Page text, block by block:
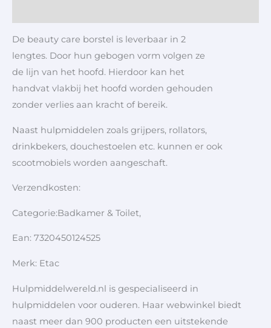
De beauty care borstel is leverbaar in 2
lengtes. Door hun gebogen vorm volgen ze
de lijn van het hoofd. Hierdoor kan het
handvat vlakbij het hoofd worden gehouden
zonder verlies aan kracht of bereik.
Naast hulpmiddelen zoals grijpers, rollators,
drinkbekers, douchestoelen etc. kunnen er ook
scootmobiels worden aangeschaft.
Verzendkosten:
Categorie:Badkamer & Toilet,
Ean: 7320450124525
Merk: Etac
Hulpmiddelwereld.nl is gespecialiseerd in
hulpmiddelen voor ouderen. Haar webwinkel biedt
naast meer dan 900 producten een uitstekende